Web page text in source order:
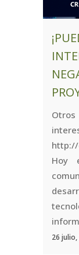
Hoy
26 julio,